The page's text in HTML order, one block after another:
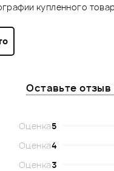
купленного
Оставьте отзыв
Оценка5
Оценка4
Оценка3